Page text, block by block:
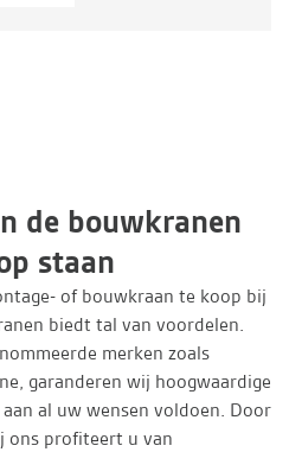
de bouwkranen
staan
of bouwkraan te koop bij
biedt tal van voordelen.
merken zoals
garanderen wij hoogwaardige
al uw wensen voldoen. Door
ons profiteert u van